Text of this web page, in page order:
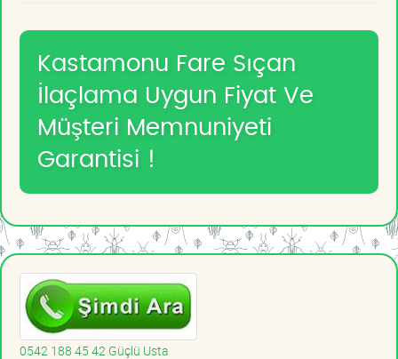
Kastamonu Fare Sıçan
İlaçlama Uygun Fiyat Ve
Müşteri Memnuniyeti
Garantisi !
0542 188 45 42 Güçlü Usta